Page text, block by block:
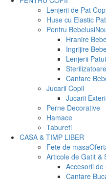
Lenjerii de Pat
Huse cu Elastic
Pentru Bebelusi
Hranire
Ingrijire
Lenjerii
Sterilizatoare
Cantare
Jucarii Copii
Jucarii
Perne Decorative
Hamace
Tabureti
CASA & TIMP LIBER
Fete de masa
Articole de Gatit &
Accesorii de
Cantare